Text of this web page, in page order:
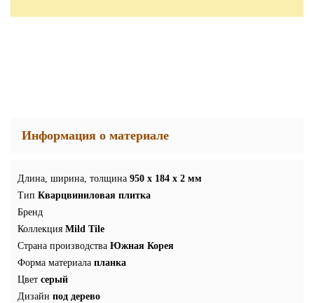
Информация о материале
Длина, ширина, толщина 950 x 184 x 2 мм
Тип Кварцвиниловая плитка
Бренд
Коллекция Mild Tile
Страна производства Южная Корея
Форма материала планка
Цвет серый
Дизайн под дерево